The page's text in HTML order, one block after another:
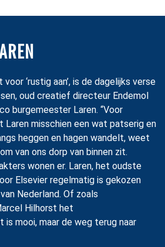
‘rustig aan’, is de dagelijks verse
oud creatief directeur Endemol
burgemeester Laren. “Voor
Laren misschien een wat patserig en
heggen en hagen wandelt, weet
van ons dorp van binnen zit.
wonen er. Laren, het oudste
Elsevier regelmatig is gekozen
Nederland. Of zoals
Hilhorst het
is mooi, maar de weg terug naar